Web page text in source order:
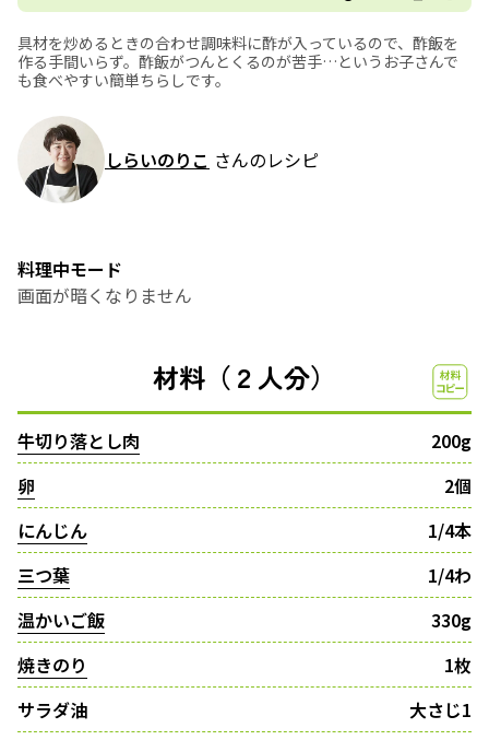
具材を炒めるときの合わせ調味料に酢が入っているので、酢飯を
作る手間いらず。酢飯がつんとくるのが苦手…というお子さんで
も食べやすい簡単ちらしです。
しらいのりこ さんのレシピ
料理中モード
画面が暗くなりません
材料（２人分）
牛切り落とし肉
200g
卵
2個
にんじん
1/4本
三つ葉
1/4わ
温かいご飯
330g
焼きのり
1枚
サラダ油
大さじ1